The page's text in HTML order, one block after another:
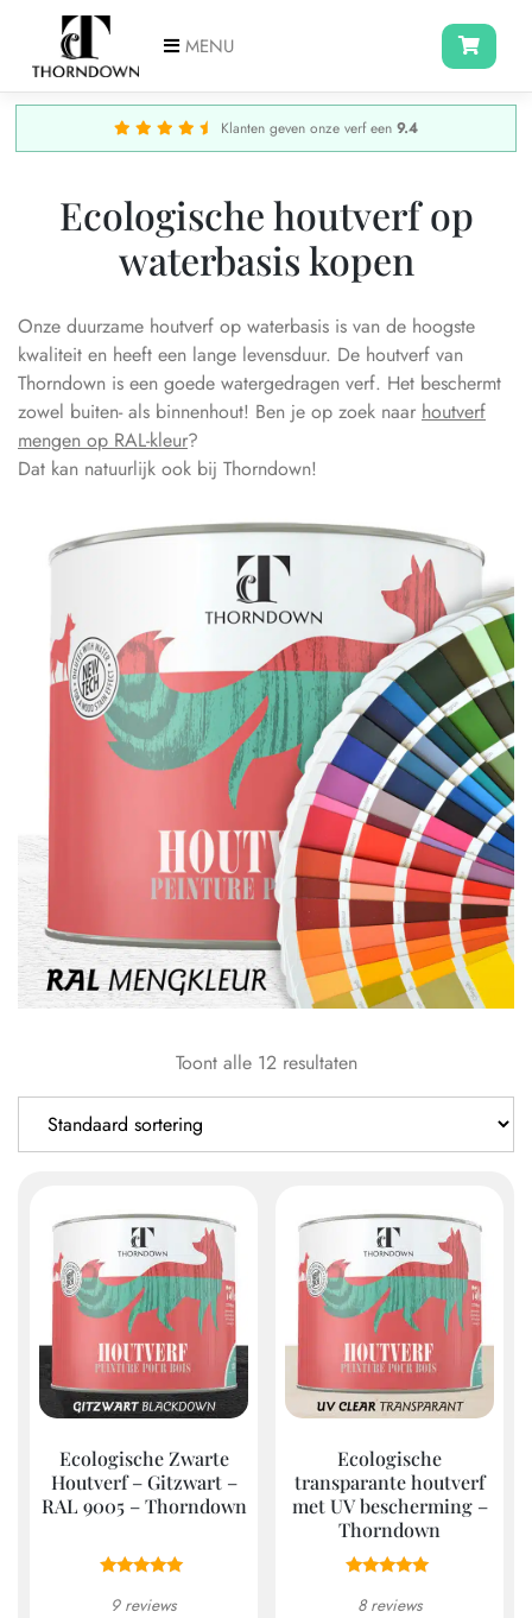
MENU
Klanten geven onze verf een 9.4
Ecologische houtverf op
waterbasis kopen
Onze duurzame houtverf op waterbasis is van de hoogste
kwaliteit en heeft een lange levensduur. De houtverf van
Thorndown is een goede watergedragen verf. Het beschermt
zowel buiten- als binnenhout! Ben je op zoek naar houtverf
mengen op RAL-kleur?
Dat kan natuurlijk ook bij Thorndown!
Toont alle 12 resultaten
Ecologische Zwarte
Houtverf – Gitzwart –
RAL 9005 – Thorndown
9 reviews
Ecologische
transparante houtverf
met UV bescherming –
Thorndown
8 reviews